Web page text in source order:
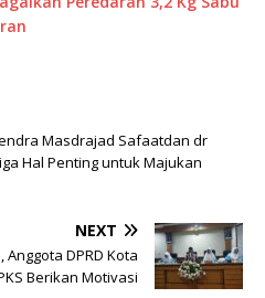
Masdrajad Safaatdan dr
Hal Penting untuk Majukan
NEXT
Anggota DPRD Kota
Berikan Motivasi